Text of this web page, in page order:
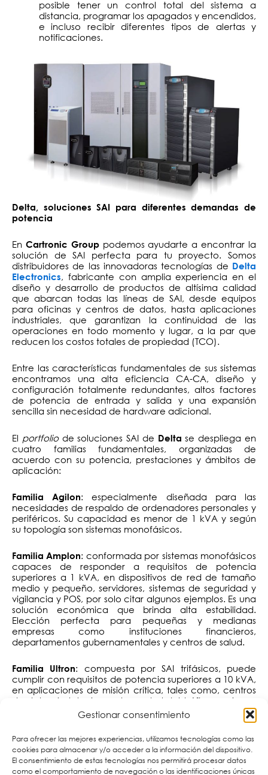
Gestionar consentimiento
Para ofrecer las mejores experiencias, utilizamos tecnologías como las
cookies para almacenar y/o acceder a la información del dispositivo.
El consentimiento de estas tecnologías nos permitirá procesar datos
como el comportamiento de navegación o las identificaciones únicas
posible tener un control total del sistema a
distancia, programar los apagados y encendidos,
e incluso recibir diferentes tipos de alertas y
notificaciones.
Delta, soluciones SAI para diferentes demandas de
potencia
En Cartronic Grouppodemos ayudarte a encontrar la
solución de SAI perfecta para tu proyecto. Somos
distribuidores de las innovadoras tecnologías de Delta
Electronics, fabricante con amplia experiencia en el
diseño y desarrollo de productos de altísima calidad
que abarcan todas las líneas de SAI, desde equipos
para oficinas y centros de datos, hasta aplicaciones
industriales, que garantizan la continuidad de las
operaciones en todo momento y lugar, a la par que
reducen los costos totales de propiedad (TCO).
Entre las características fundamentales de sus sistemas
encontramos una alta eficiencia CA-CA, diseño y
configuración totalmente redundantes, altos factores
de potencia de entrada y salida y una expansión
sencilla sin necesidad de hardware adicional.
El portfoliode soluciones SAI de Delta se despliega en
cuatro familias fundamentales, organizadas de
acuerdo con su potencia, prestaciones y ámbitos de
aplicación:
Familia Agilon: especialmente diseñada para las
necesidades de respaldo de ordenadores personales y
periféricos. Su capacidad es menor de 1 kVA y según
su topología son sistemas monofásicos.
Familia Amplon: conformada por sistemas monofásicos
capaces de responder a requisitos de potencia
superiores a 1 kVA, en dispositivos de red de tamaño
medio y pequeño, servidores, sistemas de seguridad y
vigilancia y POS, por solo citar algunos ejemplos. Es una
solución económica que brinda alta estabilidad.
Elección perfecta para pequeñas y medianas
empresas como instituciones financieros,
departamentos gubernamentales y centros de salud.
Familia Ultron: compuesta por SAI trifásicos, puede
cumplir con requisitos de potencia superiores a 10 kVA,
en aplicaciones de misión crítica, tales como, centros
de datos, instalaciones de control del tráfico, emisoras
de transmisión y redes troncales. Sus principales
ventajas son su alto rendimiento, estabilidad y
seguridad para entornos complejos.
Familia Modulon: su arquitectura es modular y satisface
potencias superiores a 20 kVA en aplicaciones como